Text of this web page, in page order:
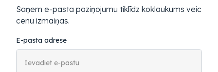
Saņem e-pasta paziņojumu tiklīdz koklaukums veic
cenu izmaiņas.
E-pasta adrese